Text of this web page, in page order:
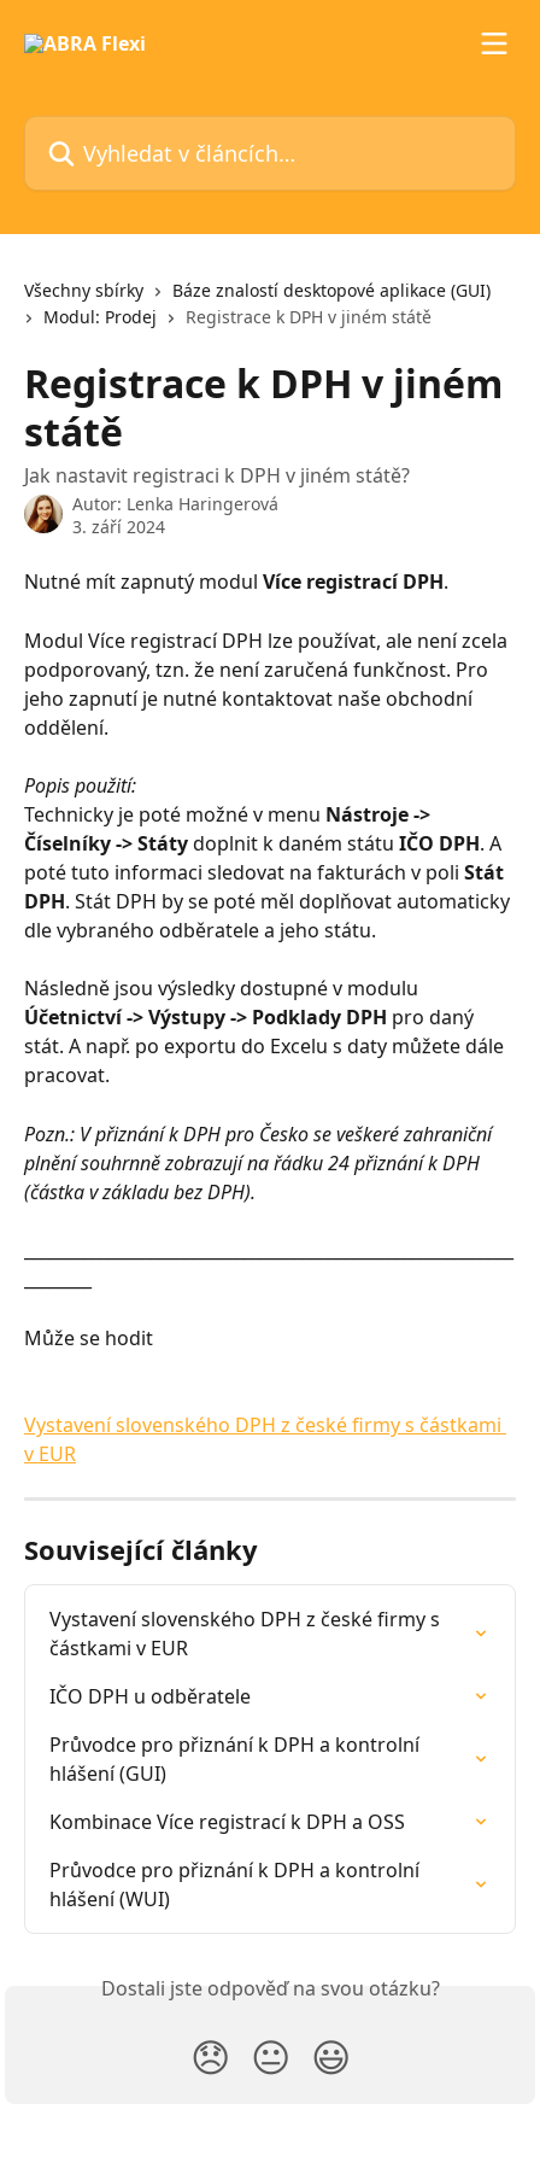
Vyhledat v článcích…
Všechny sbírky
Báze znalostí desktopové aplikace (GUI)
Modul: Prodej
Registrace k DPH v jiném státě
Registrace k DPH v jiném
státě
Jak nastavit registraci k DPH v jiném státě?
Autor: Lenka Haringerová
3. září 2024
Nutné mít zapnutý modul Více registrací DPH.
Modul Více registrací DPH lze používat, ale není zcela
podporovaný, tzn. že není zaručená funkčnost. Pro
jeho zapnutí je nutné kontaktovat naše obchodní
oddělení.
Popis použití:
Technicky je poté možné v menu Nástroje ->
Číselníky -> Státy doplnit k daném státu IČO DPH. A
poté tuto informaci sledovat na fakturách v poli Stát
DPH. Stát DPH by se poté měl doplňovat automaticky
dle vybraného odběratele a jeho státu.
Následně jsou výsledky dostupné v modulu
Účetnictví -> Výstupy -> Podklady DPH pro daný
stát. A např. po exportu do Excelu s daty můžete dále
pracovat.
Pozn.: V přiznání k DPH pro Česko se veškeré zahraniční
plnění souhrnně zobrazují na řádku 24 přiznání k DPH
(částka v základu bez DPH).
Může se hodit
Vystavení slovenského DPH z české firmy s částkami
v EUR
Související články
Vystavení slovenského DPH z české firmy s
částkami v EUR
IČO DPH u odběratele
Průvodce pro přiznání k DPH a kontrolní
hlášení (GUI)
Kombinace Více registrací k DPH a OSS
Průvodce pro přiznání k DPH a kontrolní
hlášení (WUI)
Dostali jste odpověď na svou otázku?
😞 😐 😃